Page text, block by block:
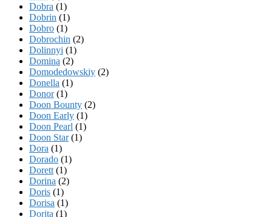
Dobra (1)
Dobrin (1)
Dobro (1)
Dobrochin (2)
Dolinnyi (1)
Domina (2)
Domodedowskiy (2)
Donella (1)
Donor(1)
Doon Bounty (2)
Doon Early (1)
Doon Pearl (1)
Doon Star(1)
Dora (1)
Dorado (1)
Dorett (1)
Dorina (2)
Doris (1)
Dorisa (1)
Dorita (1)